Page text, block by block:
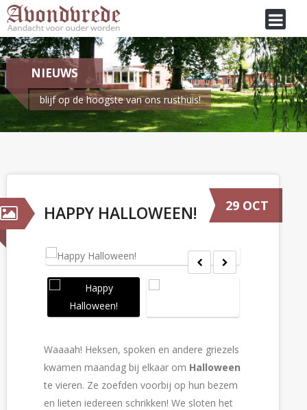
NIEUWS
blijf op de hoogste van ons rusthuis!
Happy Halloween!
HAPPY HALLOWEEN! 29 OCT
Waaaah! Heksen, spoken en andere griezels
kwamen maandag bij elkaar om Halloween
te vieren. Ze zoefden voorbij op hun bezem
en lieten iedereen schrikken! We sloten het